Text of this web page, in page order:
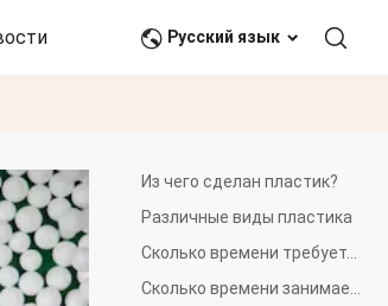
и события Связаться с нами
Русский язык
Из чего сделан пластик?
Различные виды пластика